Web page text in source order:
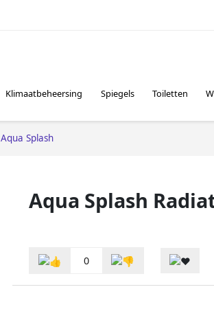
Klimaatbeheersing Spiegels Toiletten
Aqua Splash
Aqua Splash
0